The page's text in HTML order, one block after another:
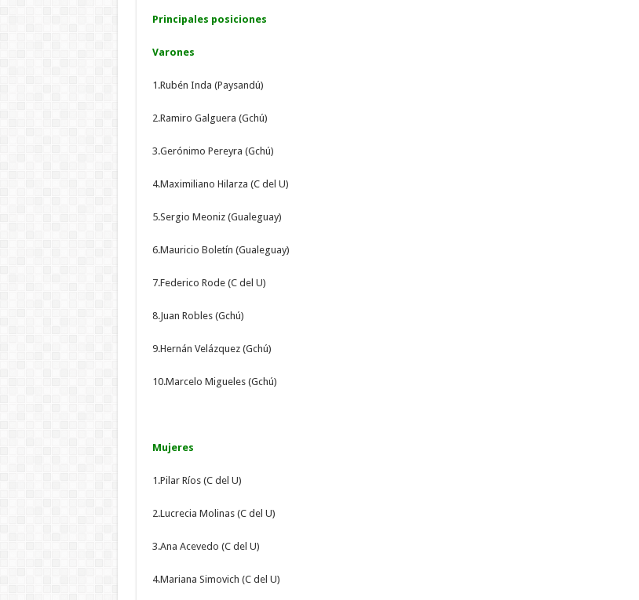
Principales posiciones
Varones
1.Rubén Inda (Paysandú)
2.Ramiro Galguera (Gchú)
3.Gerónimo Pereyra (Gchú)
4.Maximiliano Hilarza (C del U)
5.Sergio Meoniz (Gualeguay)
6.Mauricio Boletín (Gualeguay)
7.Federico Rode (C del U)
8.Juan Robles (Gchú)
9.Hernán Velázquez (Gchú)
10.Marcelo Migueles (Gchú)
Mujeres
1.Pilar Ríos (C del U)
2.Lucrecia Molinas (C del U)
3.Ana Acevedo (C del U)
4.Mariana Simovich (C del U)